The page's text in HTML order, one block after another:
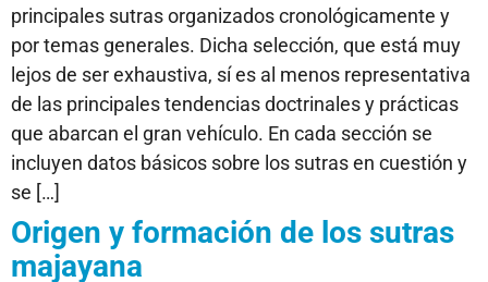
principales sutras organizados cronológicamente y
por temas generales. Dicha selección, que está muy
lejos de ser exhaustiva, sí es al menos representativa
de las principales tendencias doctrinales y prácticas
que abarcan el gran vehículo. En cada sección se
incluyen datos básicos sobre los sutras en cuestión y
se […]
Origen y formación de los sutras
majayana